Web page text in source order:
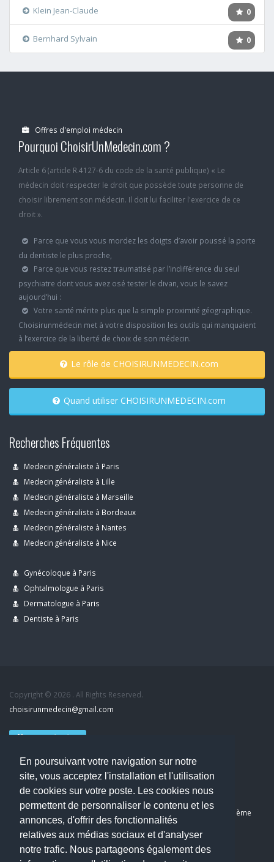
En poursuivant votre navigation sur notre
site, vous acceptez l'installation et l'utilisation
de cookies sur votre poste. Les cookies nous
permettent de personnaliser le contenu et les
annonces, d'offrir des fonctionnalités
relatives aux médias sociaux et d'analyser
notre trafic. Nous partageons également des
0
Klein Jean-Claude
0
Bernhard Sylvain
Offres d'emploi médecin
Pourquoi ChoisirUnMedecin.com ?
Article 6 (article R.4127-6 du code de la santé publique) « Le
médecin doit respecter le droit que possède toute personne de
choisir librement son médecin. Il doit lui faciliter l'exercice de ce
droit ».
Parce que vous vous mordez les doigts d’avoir poussé la porte
du dentiste le plus proche,
Parce que vous restez traumatisé par l’indifférence du seul
psychiatre dont vous avez osé tester le divan, vous le savez
aujourd’hui :
Votre santé mérite plus que la simple proximité géographique.
Choisirunmédecin met à votre disposition les outils qui manquaient
à l’exercice de la liberté de choix de son médecin.
Le rôle de CHOISIRUNMEDECIN.com
Quand utiliser CHOISIRUNMEDECIN.com
Recherches Fréquentes
Medecin généraliste à Paris
Medecin généraliste à Lille
Medecin généraliste à Marseille
Medecin généraliste à Bordeaux
Medecin généraliste à Nantes
Medecin généraliste à Nice
Gynécoloque à Paris
Ophtalmologue à Paris
Dermatologue à Paris
Dentiste à Paris
Copyright © 2026 . All Rights Reserved.
choisirunmedecin@gmail.com
Nous contacter
Dernier avis : Kassab Mourad, Chirurgien orthopédiste à Paris 11ème
Mentions légales